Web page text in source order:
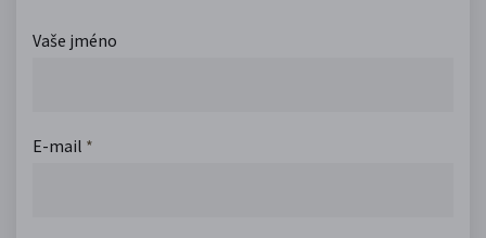
Vaše jméno
E-mail *